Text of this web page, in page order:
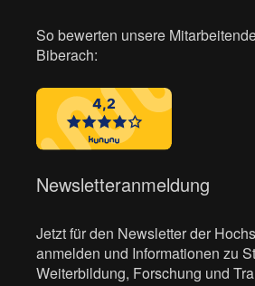
So bewerten unsere
Biberach:
Newsletteranmeldung
Jetzt für den Newsletter der
anmelden und Informationen zu
Weiterbildung, Forschung und